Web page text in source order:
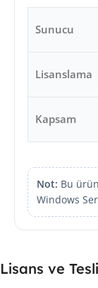
Sunucu
Lisanslama
Kapsam
Not: Bu
Windows
Lisans ve